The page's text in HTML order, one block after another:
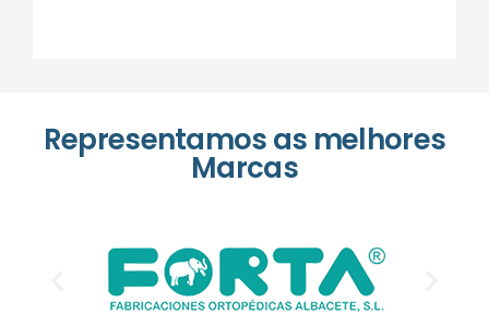
Representamos as melhores
Marcas